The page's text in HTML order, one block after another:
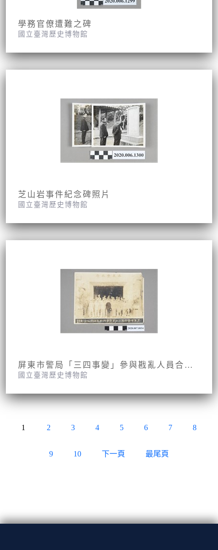
學務官僚遭難之碑
國立臺灣歷史博物館
芝山岩事件紀念碑照片
國立臺灣歷史博物館
屏東市警局「三四事變」參與戡亂人員合影照片
國立臺灣歷史博物館
1 2 3 4 5 6 7 8
9 10 下一頁 最尾頁